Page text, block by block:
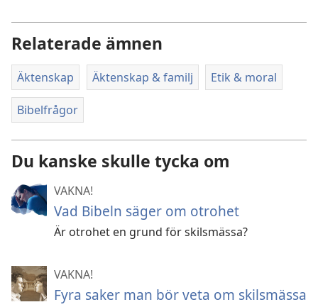
Relaterade ämnen
Äktenskap Äktenskap & familj Etik & moral
Bibelfrågor
Du kanske skulle tycka om
VAKNA!
Vad Bibeln säger om otrohet
Är otrohet en grund för skilsmässa?
VAKNA!
Fyra saker man bör veta om skilsmässa